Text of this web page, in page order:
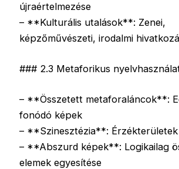
újraértelmezése
– **Kulturális utalások**: Zenei,
képzőművészeti, irodalmi
### 2.3 Metaforikus
– **Összetett metaforaláncok**:
fonódó képek
– **Szinesztézia**: Érzékterületek
– **Abszurd képek**: Logikailag
elemek egyesítése